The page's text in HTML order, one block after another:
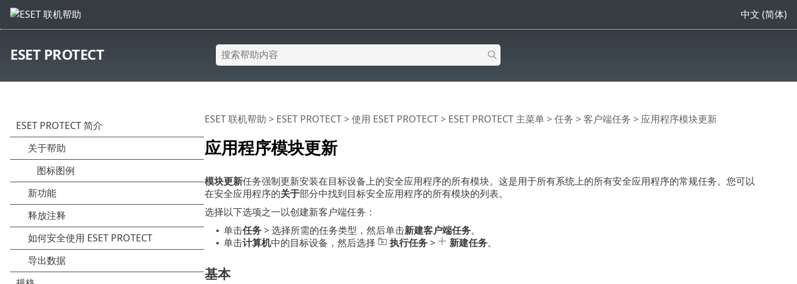
中文 (简体)
ESET PROTECT
应用程序模块更新
ESET 联机帮助 > ESET PROTECT>使用 ESET PROTECT> ESET PROTECT 主菜单>任务 >客户端任务 > 应用程序模块更新
模块更新任务强制更新安装在目标设备上的安全应用程序的所有模块。这是用于所有系统上的所有安全应用程序的常规任务。您可以
在安全应用程序的关于部分中找到目标安全应用程序的所有模块的列表。
选择以下选项之一以创建新客户端任务：
• 单击任务> 选择所需的任务类型，然后单击新建客户端任务。
• 单击计算机中的目标设备，然后选择 执行任务> 新建任务。
基本